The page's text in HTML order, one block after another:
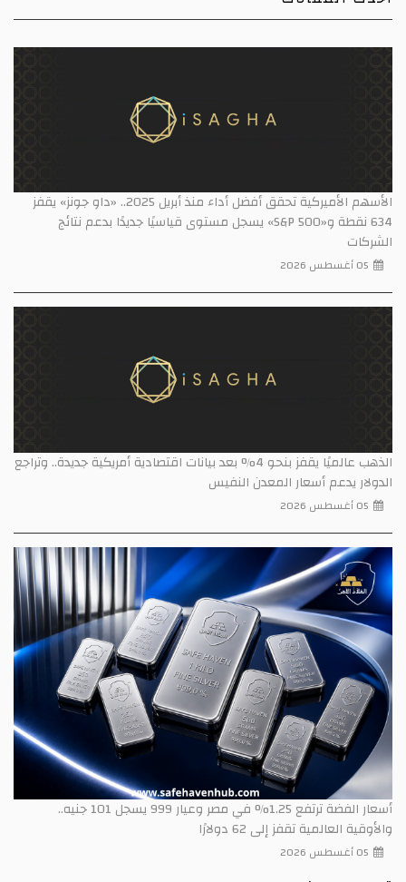
الأسهم الأميركية تحقق أفضل أداء منذ أبريل 2025.. «داو جونز» يقفز
634 نقطة و«S&P 500» يسجل مستوى قياسيًا جديدًا بدعم نتائج
الشركات
05 أغسطس 2026
الذهب عالميًا يقفز بنحو 4% بعد بيانات اقتصادية أمريكية جديدة.. وتراجع
الدولار يدعم أسعار المعدن النفيس
05 أغسطس 2026
أسعار الفضة ترتفع 1.25% في مصر وعيار 999 يسجل 101 جنيه..
والأوقية العالمية تقفز إلى 62 دولارًا
05 أغسطس 2026